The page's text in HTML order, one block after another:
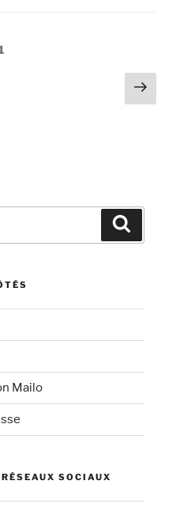
Page
Mailo
SOCIAUX